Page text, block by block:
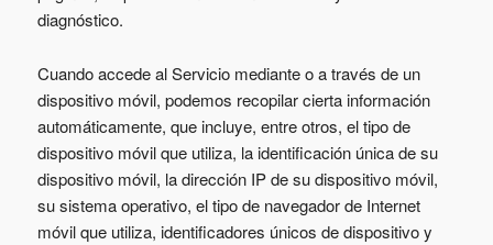
diagnóstico.
Cuando accede al Servicio mediante o a través de un
dispositivo móvil, podemos recopilar cierta información
automáticamente, que incluye, entre otros, el tipo de
dispositivo móvil que utiliza, la identificación única de su
dispositivo móvil, la dirección IP de su dispositivo móvil,
su sistema operativo, el tipo de navegador de Internet
móvil que utiliza, identificadores únicos de dispositivo y